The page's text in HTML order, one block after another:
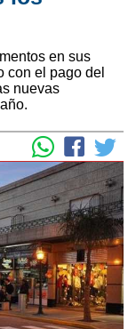
en sus
con el pago del
nuevas